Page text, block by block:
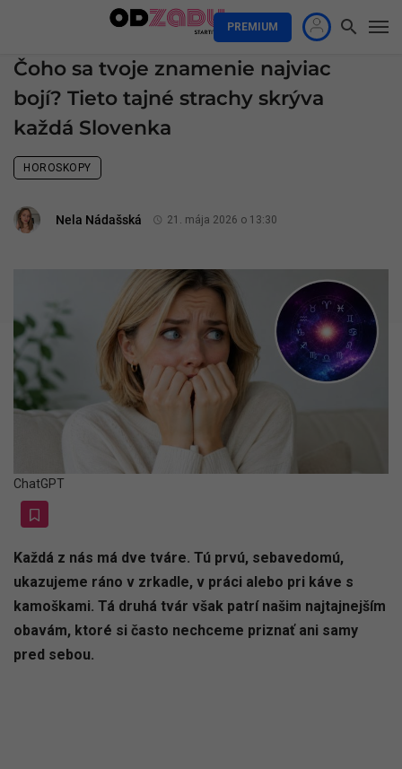
PREMIUM
Čoho sa tvoje znamenie najviac
bojí? Tieto tajné strachy skrýva
každá Slovenka
HOROSKOPY
Nela Nádašská 21. mája 2026 o 13:30
ChatGPT
Každá z nás má dve tváre. Tú prvú, sebavedomú,
ukazujeme ráno v zrkadle, v práci alebo pri káve s
kamoškami. Tá druhá tvár však patrí našim najtajnejším
obavám, ktoré si často nechceme priznať ani samy
pred sebou.